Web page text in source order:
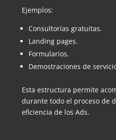
Ejemplos:
Consultorías gratuitas.
Landing pages.
Formularios.
Demostraciones de
Esta estructura permite
durante todo el proceso de
eficiencia de los Ads.